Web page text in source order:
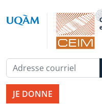
JE DONNE